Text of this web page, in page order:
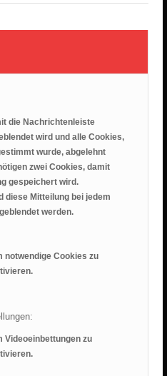
die Nachrichtenleiste
wird und alle Cookies,
wurde, abgelehnt
zwei Cookies, damit
gespeichert wird.
diese Mitteilung bei jedem
werden.
notwendige Cookies zu
Videoeinbettungen zu
Kap. 6